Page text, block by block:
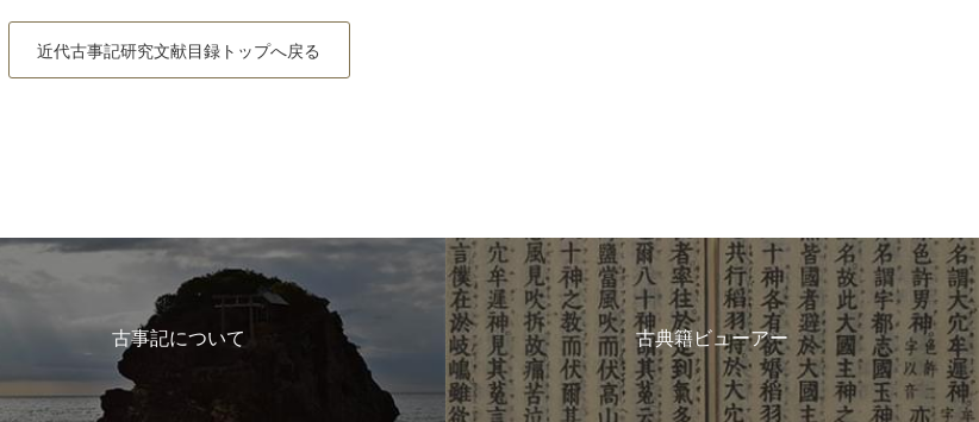
近代古事記研究文献目録トップへ戻る
古事記について 古典籍ビューアー